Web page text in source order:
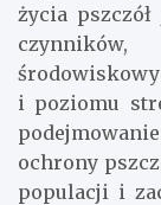
życia
i poziomu
ochrony
populacji i